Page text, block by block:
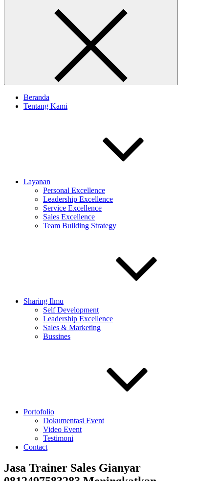
Beranda
Tentang Kami
Layanan
Personal Excellence
Leadership Excellence
Service Excellence
Sales Excellence
Team Building Strategy
Sharing Ilmu
Self Development
Leadership Excellence
Sales & Marketing
Bussines
Portofolio
Dokumentasi Event
Video Event
Testimoni
Contact
Jasa Trainer Sales Gianyar